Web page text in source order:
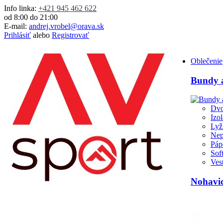
Info linka: +421 945 462 622
od 8:00 do 21:00
E-mail: andrej.vrobel@orava.sk
Prihlásiť alebo Registrovať
Oblečenie
Bundy